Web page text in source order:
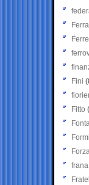
Fini
Fitto
frana